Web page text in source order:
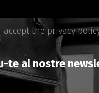
the privacy
te al nostre